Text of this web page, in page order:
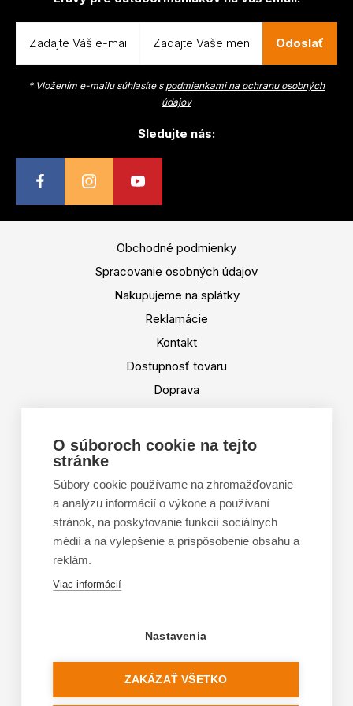
Odoslať
* Vložením e-mailu súhlasíte s podmienkami na ochranu osobných
údajov
Sledujte nás:
Obchodné podmienky
Spracovanie osobných údajov
Nakupujeme na splátky
Reklamácie
Kontakt
Dostupnosť tovaru
Doprava
Výmena a vrátenie tovaru
Doporučená dĺžka lyží
Vypaľovanie papúč
Veľkosti skeletu lyžiarok
Platforma na riešenie sporov online (ODR)
Formulár na odstúpenie od zmluvy
O súboroch cookie na tejto
stránke
Súbory cookie používame na zhromažďovanie
a analýzu informácií o výkone a používaní
stránok, na poskytovanie funkcií sociálnych
médií a na vylepšenie a prispôsobenie obsahu a
reklám.
Viac informácií
Nastavenia
ZAKÁZAŤ VŠETKO